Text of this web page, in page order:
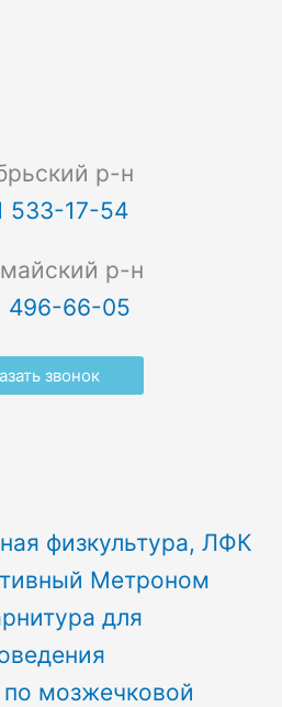
р-н
533-17-54
р-н
496-66-05
звонок
физкультура, ЛФК
Метроном
для
по мозжечковой